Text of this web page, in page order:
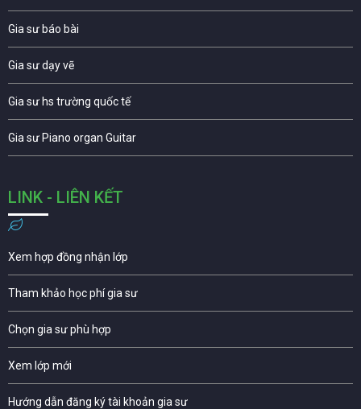
Gia sư báo bài
Gia sư dạy vẽ
Gia sư hs trường quốc tế
Gia sư Piano organ Guitar
LINK - LIÊN KẾT
Xem hợp đồng nhận lớp
Tham khảo học phí gia sư
Chọn gia sư phù hợp
Xem lớp mới
Hướng dẫn đăng ký tài khoản gia sư